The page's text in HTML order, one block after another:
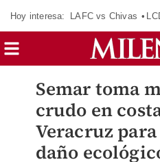
Hoy interesa: LAFC vs Chivas
Semar toma
crudo en
Veracruz
daño